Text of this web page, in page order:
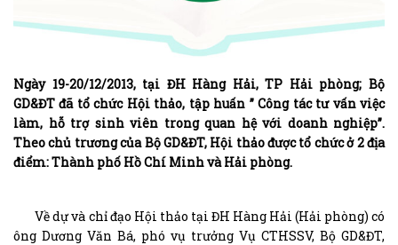
Ngày 19-20/12/2013, tại ĐH Hàng Hải, TP Hải phòng; Bộ
GD&ĐT đã tổ chức Hội thảo, tập huấn ” Công tác tư vấn việc
làm, hỗ trợ sinh viên trong quan hệ với doanh nghiệp”.
Theo chủ trương của Bộ GD&ĐT, Hội thảo được tổ chức ở 2 địa
điểm: Thành phố Hồ Chí Minh và Hải phòng.
Về dự và chỉ đạo Hội thảo tại ĐH Hàng Hải (Hải phòng) có
ông Dương Văn Bá, phó vụ trưởng Vụ CTHSSV, Bộ GD&ĐT,